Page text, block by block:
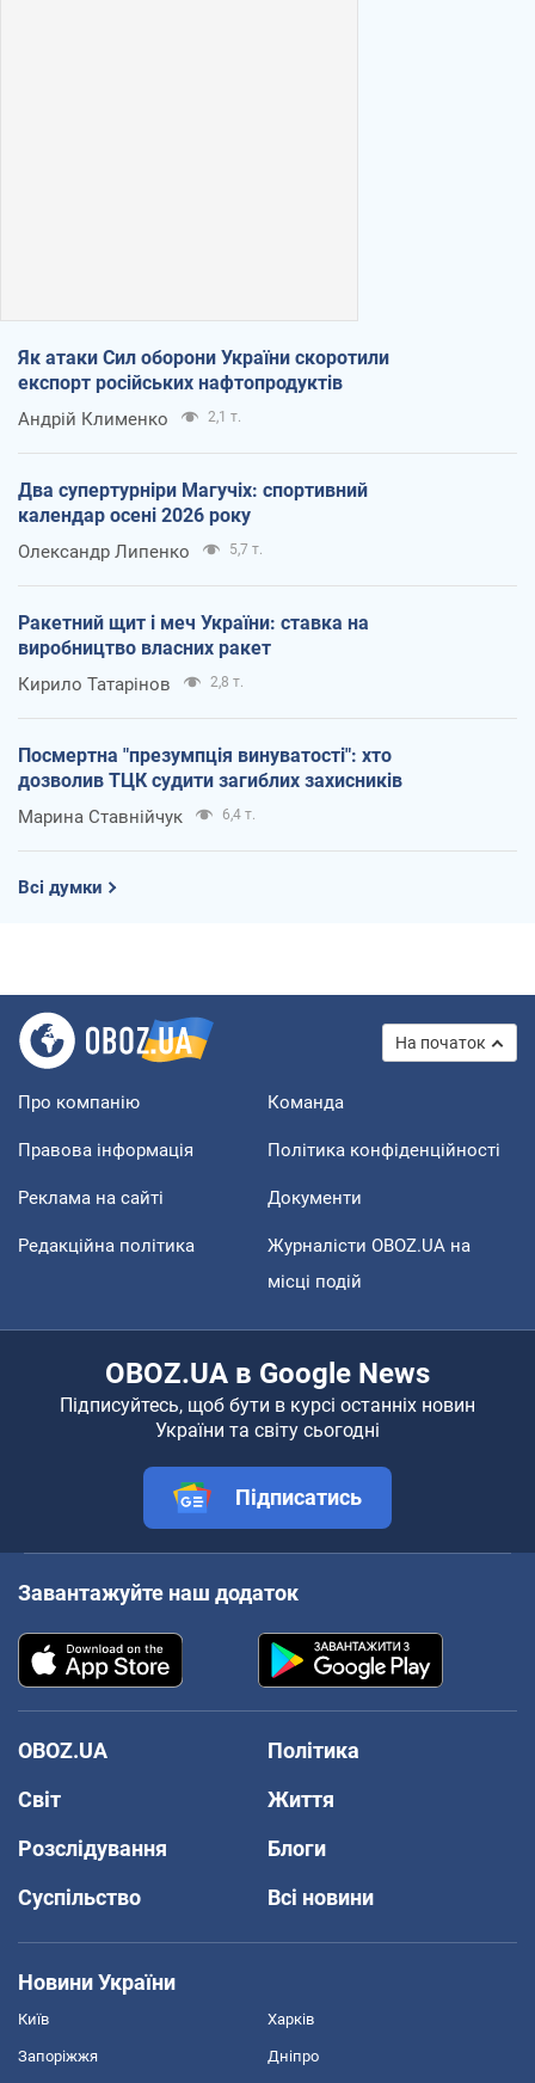
Як атаки Сил оборони України скоротили
експорт російських нафтопродуктів
Андрій Клименко 2,1 т.
Два супертурніри Магучіх: спортивний
календар осені 2026 року
Олександр Липенко 5,7 т.
Ракетний щит і меч України: ставка на
виробництво власних ракет
Кирило Татарінов 2,8 т.
Посмертна "презумпція винуватості": хто
дозволив ТЦК судити загиблих захисників
Марина Ставнійчук 6,4 т.
Всі думки
На початок
Про компанію Команда
Правова інформація Політика конфіденційності
Реклама на сайті Документи
Редакційна політика
Журналісти OBOZ.UA на
місці подій
OBOZ.UA в Google News
Підписуйтесь, щоб бути в курсі останніх новин
України та світу сьогодні
Підписатись
Завантажуйте наш додаток
OBOZ.UA
Політика
Світ
Життя
Розслідування
Блоги
Суспільство
Всі новини
Новини України
Київ Харків
Запоріжжя Дніпро